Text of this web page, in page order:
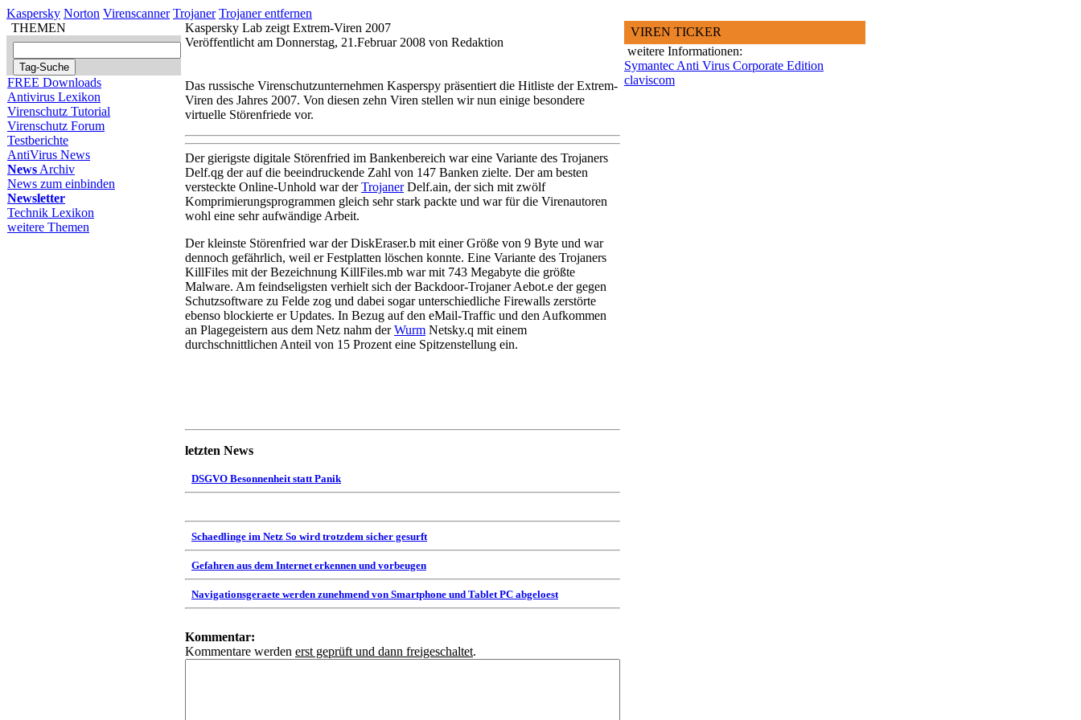
Kaspersky Norton Virenscanner Trojaner Trojaner entfernen
THEMEN
FREE Downloads
Antivirus Lexikon
Virenschutz Tutorial
Virenschutz Forum
Testberichte
AntiVirus News
News Archiv
News zum einbinden
Newsletter
Technik Lexikon
weitere Themen
Kaspersky Lab zeigt Extrem-Viren 2007
Veröffentlicht am Donnerstag, 21.Februar 2008 von Redaktion
Das russische Virenschutzunternehmen Kasperspy präsentiert die Hitliste der Extrem-
Viren des Jahres 2007. Von diesen zehn Viren stellen wir nun einige besondere
virtuelle Störenfriede vor.
Der gierigste digitale Störenfried im Bankenbereich war eine Variante des Trojaners
Delf.qg der auf die beeindruckende Zahl von 147 Banken zielte. Der am besten
versteckte Online-Unhold war derTrojanerDelf.ain, der sich mit zwölf
Komprimierungsprogrammen gleich sehr stark packte und war für die Virenautoren
wohl eine sehr aufwändige Arbeit.
Der kleinste Störenfried war der DiskEraser.b mit einer Größe von 9 Byte und war
dennoch gefährlich, weil er Festplatten löschen konnte. Eine Variante des Trojaners
KillFiles mit der Bezeichnung KillFiles.mb war mit 743 Megabyte die größte
Malware. Am feindseligsten verhielt sich der Backdoor-Trojaner Aebot.e der gegen
Schutzsoftware zu Felde zog und dabei sogar unterschiedliche Firewalls zerstörte
ebenso blockierte er Updates. In Bezug auf den eMail-Traffic und den Aufkommen
an Plagegeistern aus dem Netz nahm derWurm Netsky.q mit einem
durchschnittlichen Anteil von 15 Prozent eine Spitzenstellung ein.
letzten News
DSGVO Besonnenheit statt Panik
Schaedlinge im Netz So wird trotzdem sicher gesurft
Gefahren aus dem Internet erkennen und vorbeugen
Navigationsgeraete werden zunehmend von Smartphone und Tablet PC abgeloest
Kommentar:
Kommentare werden erst geprüft und dann freigeschaltet.
VIREN TICKER
weitere Informationen:
Symantec Anti Virus Corporate Edition
claviscom